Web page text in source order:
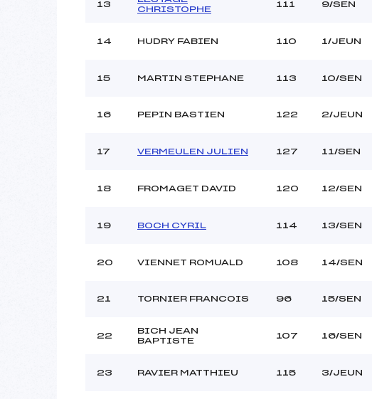
13
CHRISTOPHE
111 9/SEN
14 HUDRY FABIEN 110 1/JEUN
15 MARTIN STEPHANE 113 10/SEN
16 PEPIN BASTIEN 122 2/JEUN
17 VERMEULEN JULIEN 127 11/SEN
18 FROMAGET DAVID 120 12/SEN
19 BOCH CYRIL 114 13/SEN
20 VIENNET ROMUALD 108 14/SEN
21 TORNIER FRANCOIS 96 15/SEN
22
BICH JEAN
BAPTISTE
107 16/SEN
23 RAVIER MATTHIEU 115 3/JEUN